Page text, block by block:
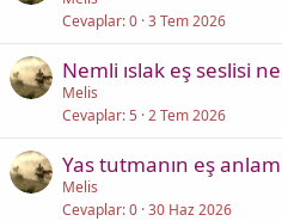
Cevaplar 0 3 Tem 2026
Nemli ıslak eş seslisi
Melis
Cevaplar 5 2 Tem 2026
Yas tutmanın eş
Melis
Cevaplar 0 30 Haz 2026